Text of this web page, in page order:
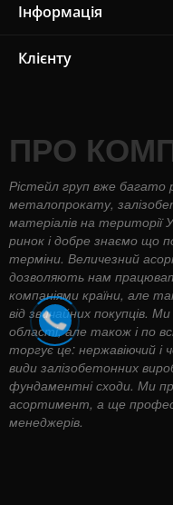
Інформація
Клієнту
ПРО
Рістейл груп вже багато
металопрокату,
матеріалів на території
ринок і добре знаємо що
терміни. Величезний
дозволяють нам
компаніями країни, але
від звичайних покупців.
області, але також і по
торгує це: нержавіючий
види залізобетонних
фундаментні сходи. Ми
асортимент, а ще
менеджерів.